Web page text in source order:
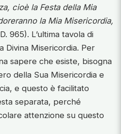
cioè la Festa della Mia
la Mia Misericordia,
965). L’ultima tavola di
Divina Misericordia. Per
sapere che esiste, bisogna
della Sua Misericordia e
e questo è facilitato
separata, perché
attenzione su questo